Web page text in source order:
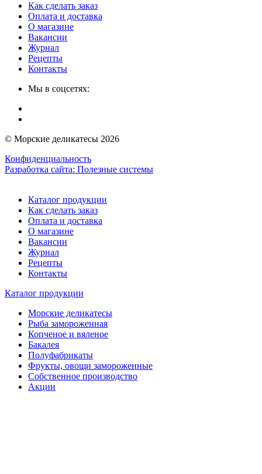
Как сделать заказ
Оплата и доставка
О магазине
Вакансии
Журнал
Рецепты
Контакты
Мы в соцсетях:
© Морские деликатесы 2026
Конфиденциальность
Разработка сайта: Полезные системы
Каталог продукции
Как сделать заказ
Оплата и доставка
О магазине
Вакансии
Журнал
Рецепты
Контакты
Каталог продукции
Морские деликатесы
Рыба замороженная
Копченое и вяленое
Бакалея
Полуфабрикаты
Фрукты, овощи замороженные
Собственное производство
Акции